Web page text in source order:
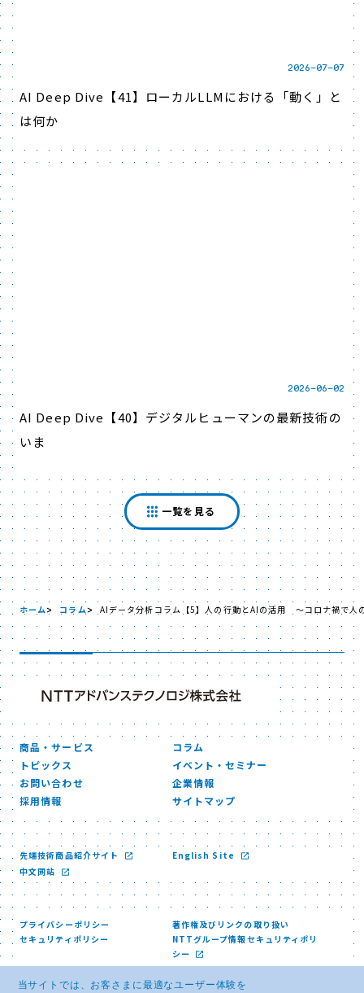
2026-07-07
AI Deep Dive【41】ローカルLLMにおける「動く」と
は何か
2026-06-02
AI Deep Dive【40】デジタルヒューマンの最新技術の
いま
一覧を見る
ホーム コラム AIデータ分析コラム【5】人の行動とAIの活用 ～コロナ禍で人
商品・サービス
コラム
トピックス
イベント・セミナー
お問い合わせ
企業情報
採用情報
サイトマップ
先端技術商品紹介サイト
English Site
中文网站
プライバシーポリシー
著作権及びリンクの取り扱い
セキュリティポリシー
NTTグループ情報セキュリティポリ
シー
当サイトでは、お客さまに最適なユーザー体験を